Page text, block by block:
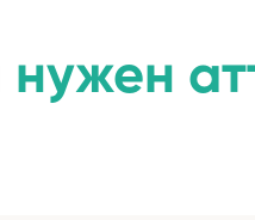
нужен